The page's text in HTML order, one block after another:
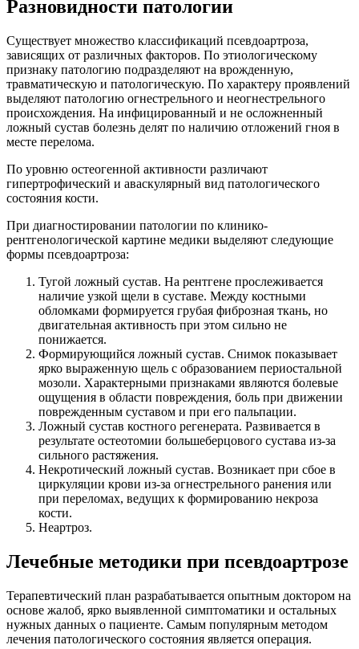
Разновидности патологии
Существует множество классификаций псевдоартроза,
зависящих от различных факторов. По этиологическому
признаку патологию подразделяют на врожденную,
травматическую и патологическую. По характеру проявлений
выделяют патологию огнестрельного и неогнестрельного
происхождения. На инфицированный и не осложненный
ложный сустав болезнь делят по наличию отложений гноя в
месте перелома.
По уровню остеогенной активности различают
гипертрофический и аваскулярный вид патологического
состояния кости.
При диагностировании патологии по клинико-
рентгенологической картине медики выделяют следующие
формы псевдоартроза:
Тугой ложный сустав. На рентгене прослеживается
наличие узкой щели в суставе. Между костными
обломками формируется грубая фиброзная ткань, но
двигательная активность при этом сильно не
понижается.
Формирующийся ложный сустав. Снимок показывает
ярко выраженную щель с образованием периостальной
мозоли. Характерными признаками являются болевые
ощущения в области повреждения, боль при движении
поврежденным суставом и при его пальпации.
Ложный сустав костного регенерата. Развивается в
результате остеотомии большеберцового сустава из-за
сильного растяжения.
Некротический ложный сустав. Возникает при сбое в
циркуляции крови из-за огнестрельного ранения или
при переломах, ведущих к формированию некроза
кости.
Неартроз.
Лечебные методики при псевдоартрозе
Терапевтический план разрабатывается опытным доктором на
основе жалоб, ярко выявленной симптоматики и остальных
нужных данных о пациенте. Самым популярным методом
лечения патологического состояния является операция.